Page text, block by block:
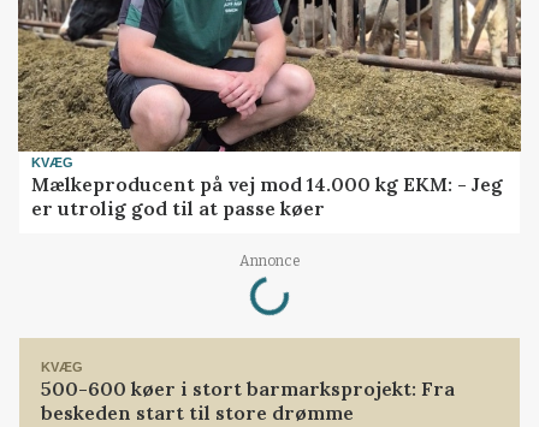
KVÆG
Mælkeproducent på vej mod 14.000 kg EKM: - Jeg
er utrolig god til at passe køer
Annonce
Loading...
KVÆG
500-600 køer i stort barmarksprojekt: Fra
beskeden start til store drømme